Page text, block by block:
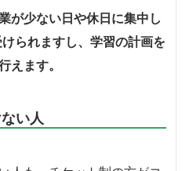
が少ない日や休日に集中し
られますし、学習の計画を
えます。
い人